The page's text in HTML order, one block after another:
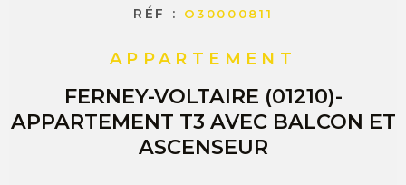
RÉF : O30000811
APPARTEMENT
FERNEY-VOLTAIRE (01210)-
APPARTEMENT T3 AVEC BALCON ET
ASCENSEUR